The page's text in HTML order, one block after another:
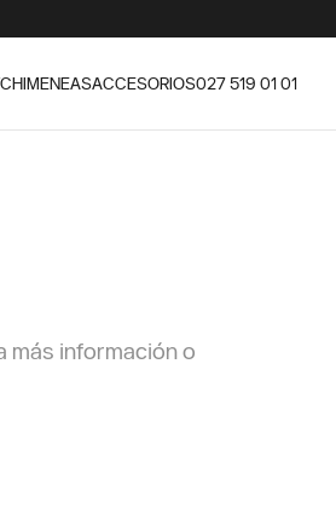
CHIMENEASACCESORIOS027 519 01 01
más información o